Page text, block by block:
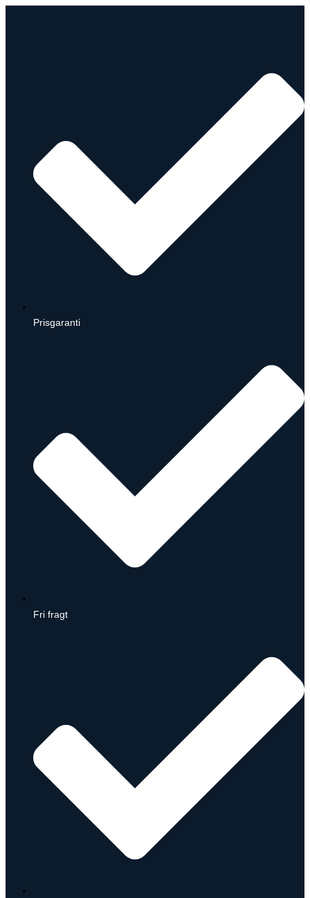
Gå
Prisgaranti
Fri fragt
Main
Main